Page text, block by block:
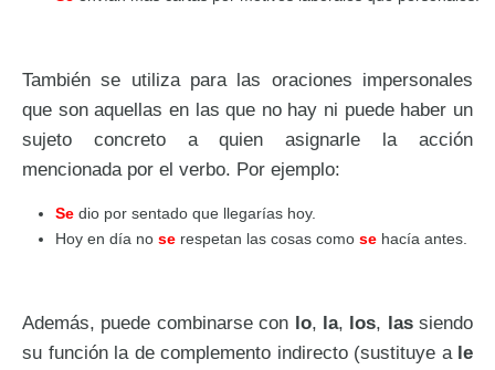
También se utiliza para las oraciones impersonales
que son aquellas en las que no hay ni puede haber un
sujeto concreto a quien asignarle la acción
mencionada por el verbo. Por ejemplo:
Se dio por sentado que llegarías hoy.
Hoy en día no se respetan las cosas como se hacía antes.
Además, puede combinarse con lo, la, los, lassiendo
su función la de complemento indirecto (sustituye ale